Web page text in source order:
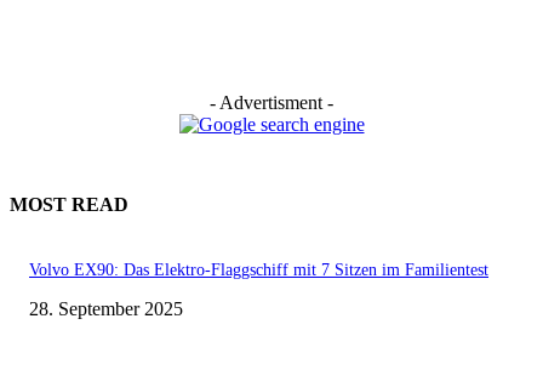
- Advertisment -
MOST READ
Volvo EX90: Das Elektro-Flaggschiff mit 7 Sitzen im Familientest
28. September 2025